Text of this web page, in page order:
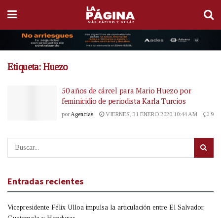
Etiqueta:Huezo
50 años de cárcel para Mario Huezo por
feminicidio de periodista Karla Turcios
por Agencias VIERNES, 31 ENERO 2020 10:44 AM 9
Entradas recientes
Vicepresidente Félix Ulloa impulsa la articulación entre El Salvador,